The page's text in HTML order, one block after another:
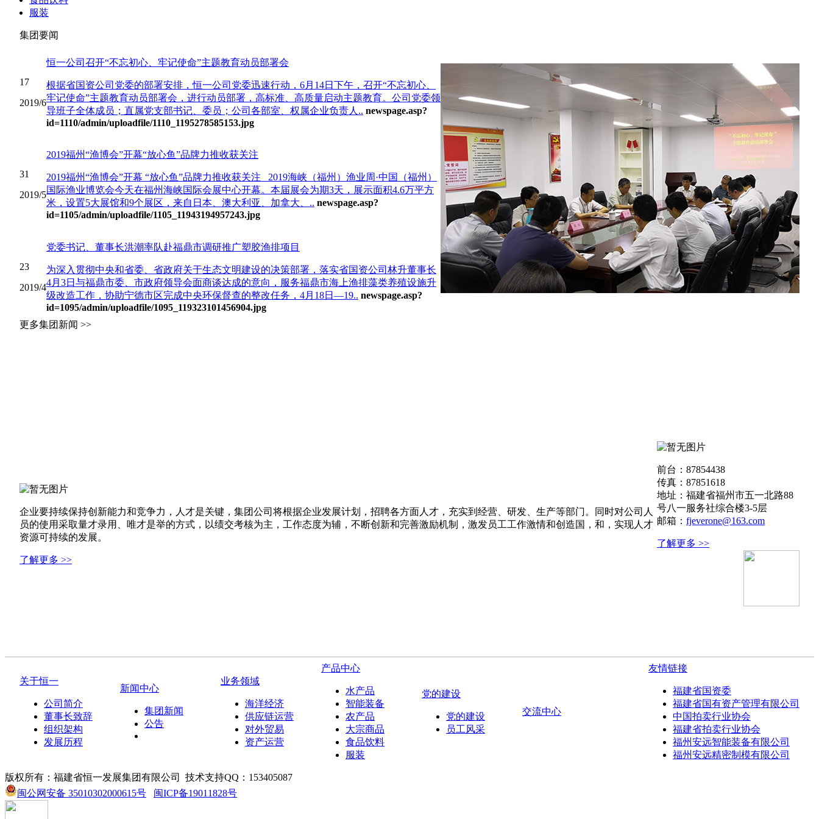
服装
集团要闻
17
2019/6
恒一公司召开“不忘初心、牢记使命”主题教育动员部署会
根据省国资公司党委的部署安排，恒一公司党委迅速行动，6月14日下午，召开“不忘初心、
牢记使命”主题教育动员部署会，进行动员部署，高标准、高质量启动主题教育。公司党委领
导班子全体成员；直属党支部书记、委员；公司各部室、权属企业负责人.. newspage.asp?
id=1110/admin/uploadfile/1110_1195278585153.jpg
31
2019/5
2019福州“渔博会”开幕“放心鱼”品牌力推收获关注
2019福州“渔博会”开幕 “放心鱼”品牌力推收获关注 2019海峡（福州）渔业周·中国（福州）
国际渔业博览会今天在福州海峡国际会展中心开幕。本届展会为期3天，展示面积4.6万平方
米，设置5大展馆和9个展区，来自日本、澳大利亚、加拿大、.. newspage.asp?
id=1105/admin/uploadfile/1105_11943194957243.jpg
23
2019/4
党委书记、董事长洪潮率队赴福鼎市调研推广塑胶渔排项目
为深入贯彻中央和省委、省政府关于生态文明建设的决策部署，落实省国资公司林升董事长
4月3日与福鼎市委、市政府领导会面商谈达成的意向，服务福鼎市海上渔排藻类养殖设施升
级改造工作，协助宁德市区完成中央环保督查的整改任务，4月18日—19.. newspage.asp?
id=1095/admin/uploadfile/1095_119323101456904.jpg
更多集团新闻 >>
企业要持续保持创新能力和竞争力，人才是关键，集团公司将根据企业发展计划，招聘各方面人才，充实到经营、研发、生产等部门。同时对公司人
员的使用采取量才录用、唯才是举的方式，以绩交考核为主，工作态度为辅，不断创新和完善激励机制，激发员工工作激情和创造国，和，实现人才
资源可持续的发展。
了解更多 >>
前台：87854438
传真：87851618
地址：福建省福州市五一北路88
号八一服务社综合楼3-5层
邮箱： fjeverone@163.com
了解更多 >>
关于恒一
公司简介
董事长致辞
组织架构
发展历程
新闻中心
集团新闻
公告
业务领域
海洋经济
供应链运营
对外贸易
资产运营
产品中心
水产品
智能装备
农产品
大宗商品
食品饮料
服装
党的建设
党的建设
员工风采
交流中心
友情链接
福建省国资委
福建省国有资产管理有限公司
中国拍卖行业协会
福建省拍卖行业协会
福州安远智能装备有限公司
福州安远精密制模有限公司
版权所有：福建省恒一发展集团有限公司 技术支持QQ：153405087
闽公网安备 35010302000615号
闽ICP备19011828号